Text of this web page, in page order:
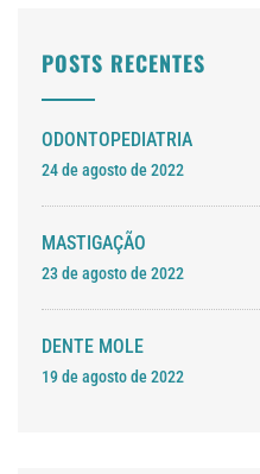
POSTS RECENTES
ODONTOPEDIATRIA
24 de agosto de 2022
MASTIGAÇÃO
23 de agosto de 2022
DENTE MOLE
19 de agosto de 2022